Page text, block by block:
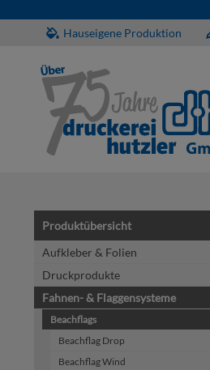
Hauseigene Produktion
Produktübersicht
Aufkleber & Folien
Druckprodukte
Fahnen- & Flaggensysteme
Beachflags
Beachflag Drop
Beachflag Wind